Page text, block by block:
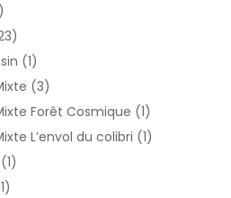
23
produits
11
produit
33
produits
Forêt Cosmique 11
produit
L’envol du colibri 11
11
11